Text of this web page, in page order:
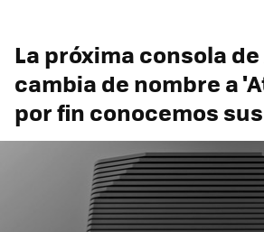
La próxima consola
cambia de nombre a
por fin conocemos